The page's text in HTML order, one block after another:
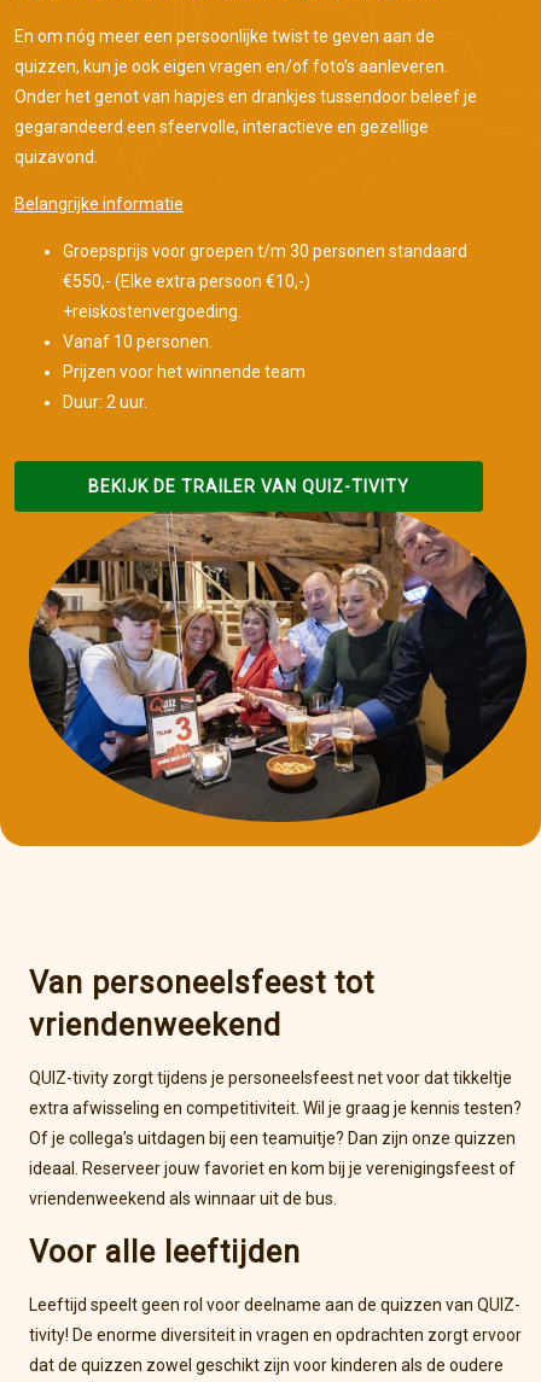
En om nóg meer een persoonlijke twist te geven aan de
quizzen, kun je ook eigen vragen en/of foto’s aanleveren.
Onder het genot van hapjes en drankjes tussendoor beleef je
gegarandeerd een sfeervolle, interactieve en gezellige
quizavond.
Belangrijke informatie
Groepsprijs voor groepen t/m 30 personen standaard
€550,- (Elke extra persoon €10,-)
+reiskostenvergoeding.
Vanaf 10 personen.
Prijzen voor het winnende team
Duur: 2 uur.
BEKIJK DE TRAILER VAN QUIZ-TIVITY
Van personeelsfeest tot
vriendenweekend
QUIZ-tivity zorgt tijdens je personeelsfeest net voor dat tikkeltje
extra afwisseling en competitiviteit. Wil je graag je kennis testen?
Of je collega’s uitdagen bij een teamuitje? Dan zijn onze quizzen
ideaal. Reserveer jouw favoriet en kom bij je verenigingsfeest of
vriendenweekend als winnaar uit de bus.
Voor alle leeftijden
Leeftijd speelt geen rol voor deelname aan de quizzen van QUIZ-
tivity! De enorme diversiteit in vragen en opdrachten zorgt ervoor
dat de quizzen zowel geschikt zijn voor kinderen als de oudere